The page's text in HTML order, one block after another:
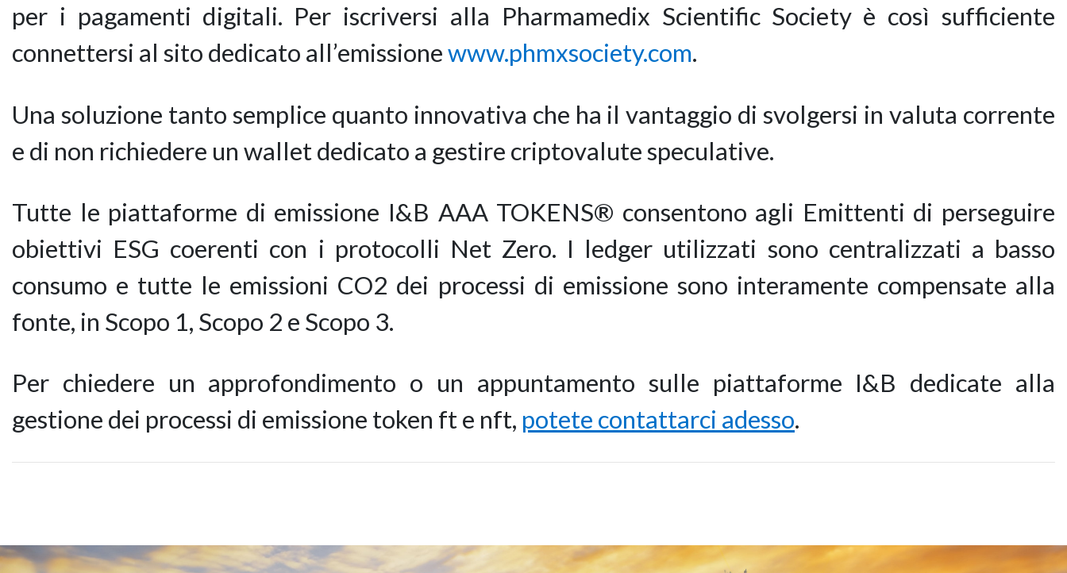
per i pagamenti digitali. Per iscriversi alla Pharmamedix Scientific Society è così sufficiente
connettersi al sito dedicato all’emissionewww.phmxsociety.com.
Una soluzione tanto semplice quanto innovativa che ha il vantaggio di svolgersi in valuta corrente
e di non richiedere un wallet dedicato a gestire criptovalute speculative.
Tutte le piattaforme di emissione I&B AAA TOKENS® consentono agli Emittenti di perseguire
obiettivi ESG coerenti con i protocolli Net Zero. I ledger utilizzati sono centralizzati a basso
consumo e tutte le emissioni CO2 dei processi di emissione sono interamente compensate alla
fonte, in Scopo 1, Scopo 2 e Scopo 3.
Per chiedere un approfondimento o un appuntamento sulle piattaforme I&B dedicate alla
gestione dei processi di emissione token ft e nft, potete contattarci adesso.